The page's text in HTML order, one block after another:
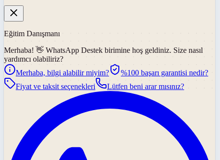
Eğitim Danışmanı
Merhaba! 👋 WhatsApp Destek birimine hoş geldiniz. Size nasıl
yardımcı olabiliriz?
Merhaba, bilgi alabilir miyim?
%100 başarı garantisi nedir?
Fiyat ve taksit seçenekleri
Lütfen beni arar mısınız?